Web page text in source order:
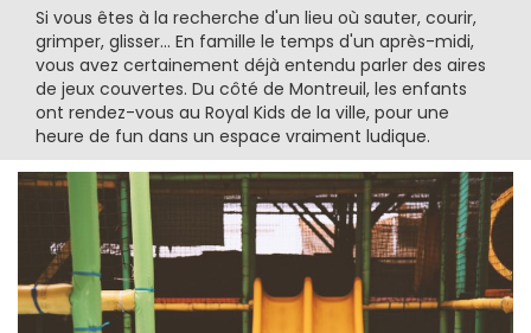
Si vous êtes à la recherche d'un lieu où sauter, courir,
grimper, glisser... En famille le temps d'un après-midi,
vous avez certainement déjà entendu parler des aires
de jeux couvertes. Du côté de Montreuil, les enfants
ont rendez-vous au Royal Kids de la ville, pour une
heure de fun dans un espace vraiment ludique.